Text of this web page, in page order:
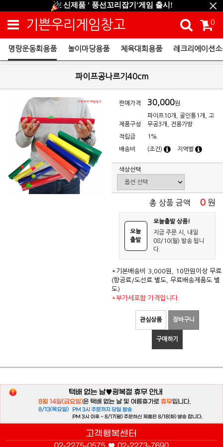
신제품 ' 풍선꼬리잡기'게임 출시!
신규회원 HAPPY EVENT 적립금 5,000원 증정
❤ 신제품 ' 컬링&볼링 ' 출시! ❤
기쁜우리게임창고 0
명랑운동회용품 놀이마당용품 체육대회용품 레크리에이션
파이프공나르기40cm
판매가격 30,000원
제품구성
파이프10개, 골인통1개, 고
무공3개, 전용가방
적립금 1%
배송비 (조건) 지역별
색상선택
총 상품 금액 0 원
오늘
출발
오늘출발 상품!
지금 주문 시, 내일
08/10(월) 발송 됩니
다.
*기본배송비 3,000원, 10만원이상 무료
(항공료/도선료 별도, 무료배송제품도 별
도)
*부가세포함 가격입니다.
관심상품 장바구니
구매하기